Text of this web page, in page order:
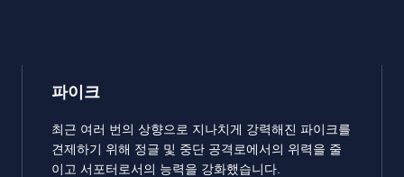
파이크
최근 여러 번의 상향으로 지나치게 강력해진 파이크를
견제하기 위해 정글 및 중단 공격로에서의 위력을 줄
이고 서포터로서의 능력을 강화했습니다.